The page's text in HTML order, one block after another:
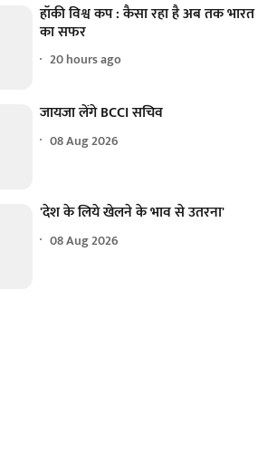
हॉकी विश्व कप : कैसा रहा है अब तक भारत
का सफर
20 hours ago
जायजा लेंगे BCCI सचिव
08 Aug 2026
'देश के लिये खेलने के भाव से उतरना'
08 Aug 2026